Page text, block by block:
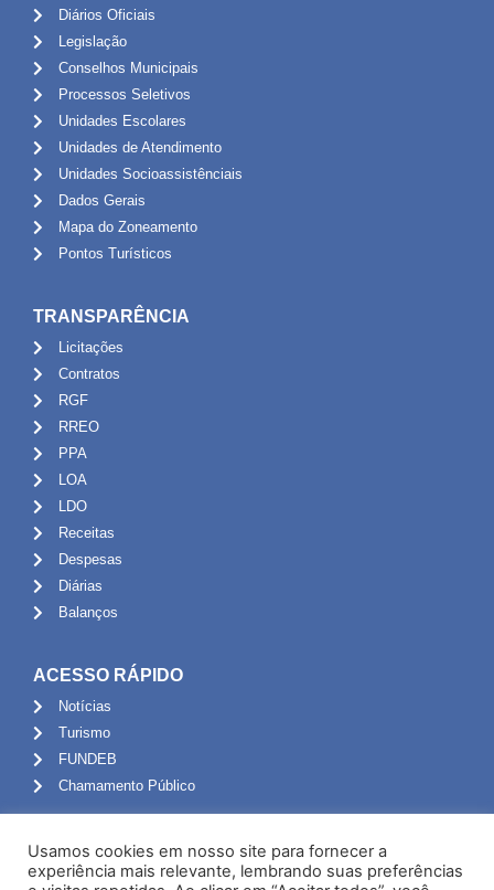
Diários Oficiais
Legislação
Conselhos Municipais
Processos Seletivos
Unidades Escolares
Unidades de Atendimento
Unidades Socioassistênciais
Dados Gerais
Mapa do Zoneamento
Pontos Turísticos
TRANSPARÊNCIA
Licitações
Contratos
RGF
RREO
PPA
LOA
LDO
Receitas
Despesas
Diárias
Balanços
ACESSO RÁPIDO
Notícias
Turismo
FUNDEB
Chamamento Público
Portal do Servidor
Usamos cookies em nosso site para fornecer a
experiência mais relevante, lembrando suas preferências